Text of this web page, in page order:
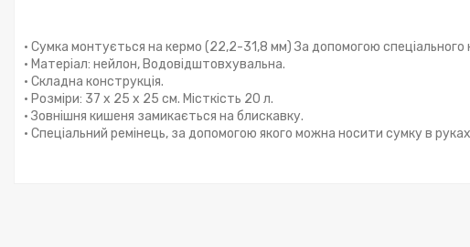
• Сумка монтується на кермо (22,2-31,8 мм) За допомогою спеціального
• Матеріал: нейлон, Водовідштовхувальна.
• Складна конструкція.
• Розміри: 37 x 25 x 25 см. Місткість 20 л.
• Зовнішня кишеня замикається на блискавку.
• Спеціальний ремінець, за допомогою якого можна носити сумку в